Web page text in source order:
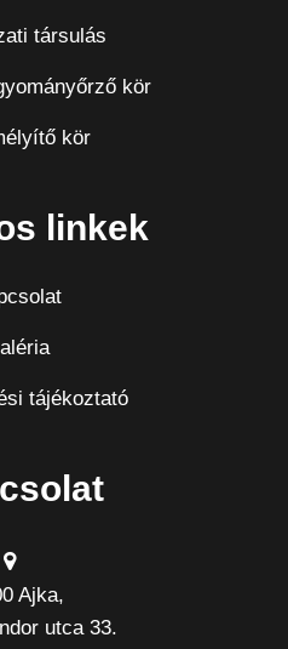
társulás
kör
kör
linkek
tájékoztató
Ajka,
utca 33.